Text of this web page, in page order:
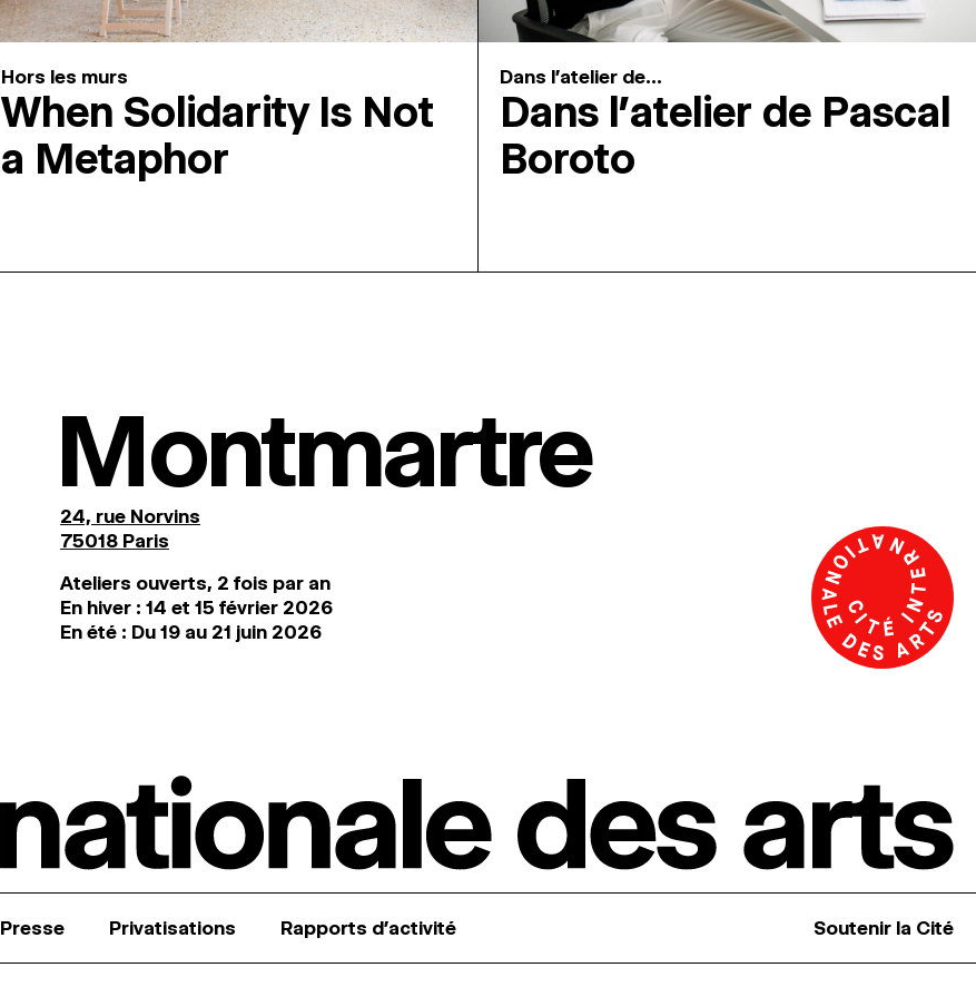
Hors les murs
When Solidarity Is Not
a Metaphor
Dans l'atelier de...
Dans l’atelier de Pascal
Boroto
Montmartre
24, rue Norvins
75018 Paris
Ateliers ouverts, 2 fois par an
En hiver : 14 et 15 février 2026
En été : Du 19 au 21 juin 2026
Presse Privatisations Rapports d’activité Soutenir la Cité